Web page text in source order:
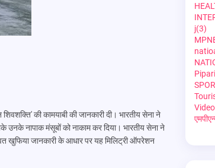
की कामयाबी की जानकारी दी। भारतीय सेना ने
उनके नापाक मंसूबों को नाकाम कर दिया। भारतीय सेना ने
खुफिया जानकारी के आधार पर यह मिलिट्री ऑपरेशन
j(3)
Video